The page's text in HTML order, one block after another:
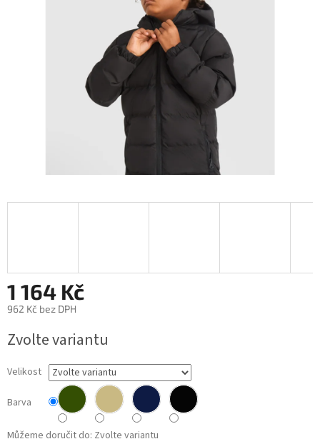
1 164 Kč
962 Kč bez DPH
cena:
Zvolte variantu
Velikost
Barva
Můžeme doručit do: Zvolte variantu